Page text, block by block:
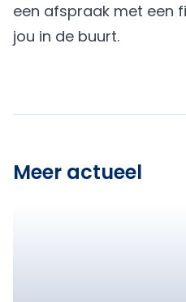
een afspraak met een
jou in de buurt.
Meer actueel